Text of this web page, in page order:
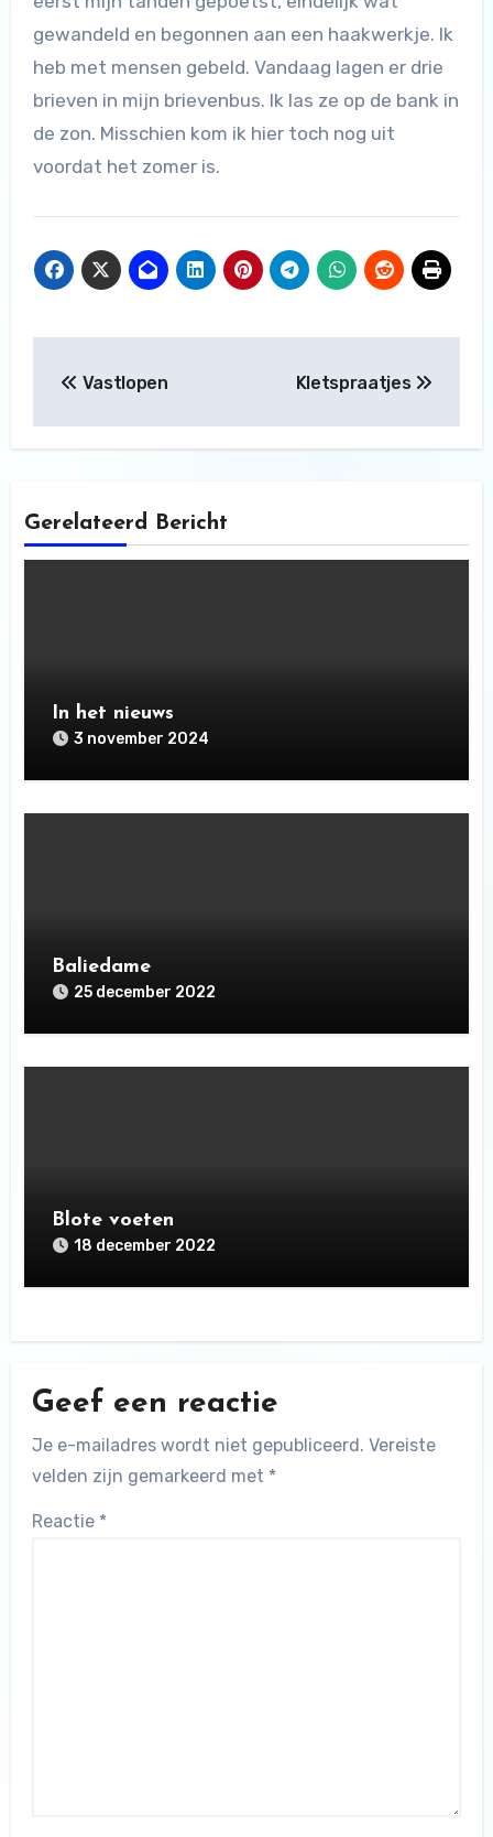
gewandeld en begonnen aan een haakwerkje. Ik
heb met mensen gebeld. Vandaag lagen er drie
brieven in mijn brievenbus. Ik las ze op de bank in
de zon. Misschien kom ik hier toch nog uit
voordat het zomer is.
navigatie
Vastlopen Kletspraatjes
Gerelateerd Bericht
In het nieuws
3 november 2024
Baliedame
25 december 2022
Blote voeten
18 december 2022
Geef een reactie
Je e-mailadres wordt niet gepubliceerd. Vereiste
velden zijn gemarkeerd met *
Reactie *